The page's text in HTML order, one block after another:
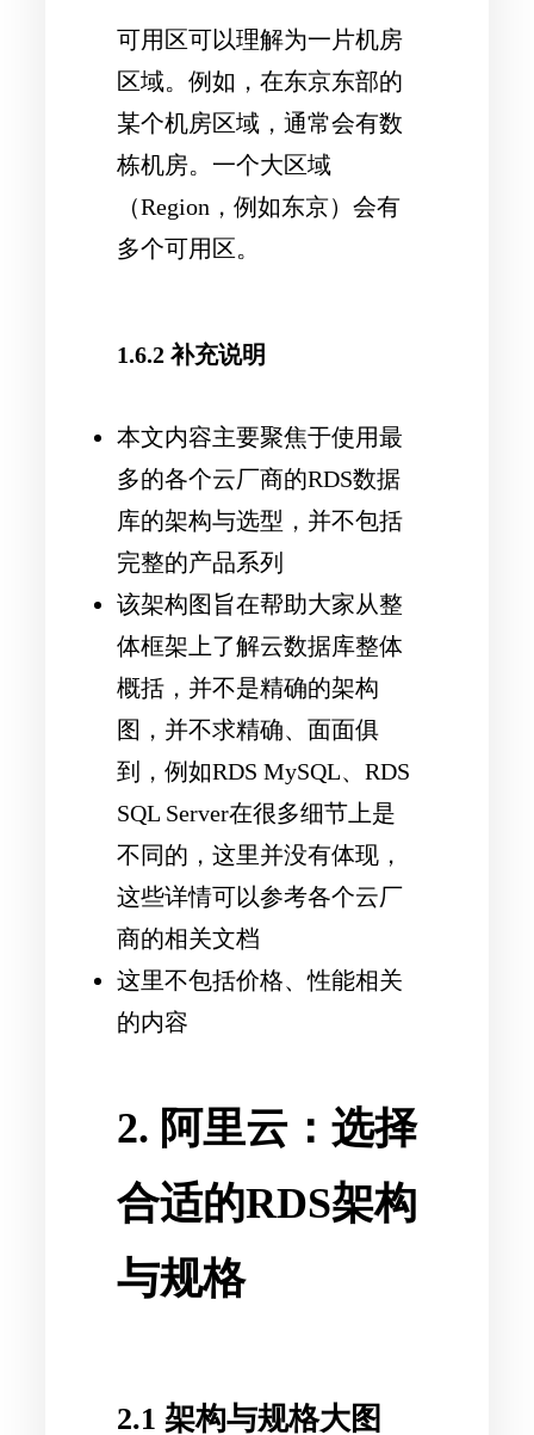
可用区可以理解为一片机房
区域。例如，在东京东部的
某个机房区域，通常会有数
栋机房。一个大区域
（Region，例如东京）会有
多个可用区。
1.6.2 补充说明
本文内容主要聚焦于使用最
多的各个云厂商的RDS数据
库的架构与选型，并不包括
完整的产品系列
该架构图旨在帮助大家从整
体框架上了解云数据库整体
概括，并不是精确的架构
图，并不求精确、面面俱
到，例如RDS MySQL、RDS
SQL Server在很多细节上是
不同的，这里并没有体现，
这些详情可以参考各个云厂
商的相关文档
这里不包括价格、性能相关
的内容
2. 阿里云：选择
合适的RDS架构
与规格
2.1 架构与规格大图